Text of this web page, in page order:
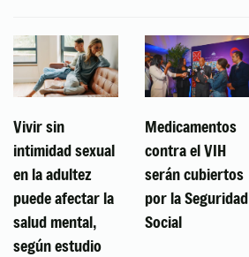
Vivir sin
intimidad sexual
en la adultez
puede afectar la
salud mental,
según estudio
Medicamentos
contra el VIH
serán cubiertos
por la Seguridad
Social